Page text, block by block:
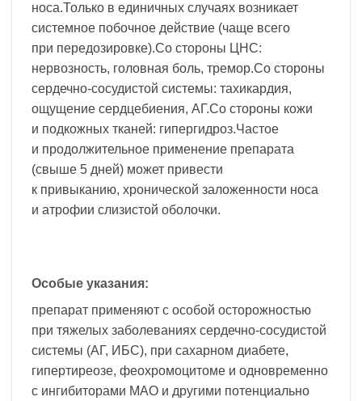
носа.Только в единичных случаях возникает
системное побочное действие (чаще всего
при передозировке).Со стороны ЦНС:
нервозность, головная боль, тремор.Со стороны
сердечно-сосудистой системы: тахикардия,
ощущение сердцебиения, АГ.Со стороны кожи
и подкожных тканей: гипергидроз.Частое
и продолжительное применение препарата
(свыше 5 дней) может привести
к привыканию, хронической заложенности носа
и атрофии слизистой оболочки.
Особые указания:
препарат применяют с особой осторожностью
при тяжелых заболеваниях сердечно-сосудистой
системы (АГ, ИБС), при сахарном диабете,
гипертиреозе, феохромоцитоме и одновременно
с ингибиторами МАО и другими потенциально